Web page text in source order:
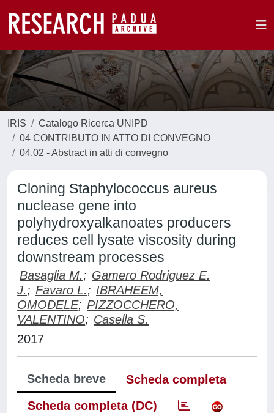
IRIS
Catalogo Ricerca UNIPD
04 CONTRIBUTO IN ATTO DI CONVEGNO
04.02 - Abstract in atti di convegno
Cloning Staphylococcus aureus
nuclease gene into
polyhydroxyalkanoates producers
reduces cell lysate viscosity during
downstream processes
Basaglia M.; Gamero Rodriguez E.
J.; Favaro L.; IBRAHEEM,
OMODELE; PIZZOCCHERO,
VALENTINO; Casella S.
2017
Scheda breve
Scheda completa
Scheda completa (DC)